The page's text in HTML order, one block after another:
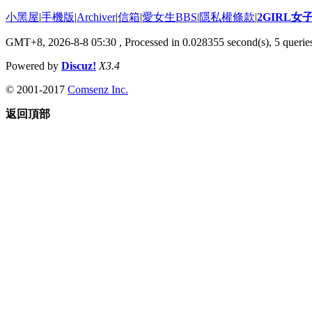
小黑屋|手機版|Archiver|信箱|愛女生BBS|隱私權條款|2GIRL女
GMT+8, 2026-8-8 05:30 , Processed in 0.028355 second(s), 5
Powered by Discuz! X3.4
© 2001-2017 Comsenz Inc.
返回頂部